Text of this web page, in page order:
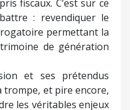
fiscaux. C’est sur ce
: revendiquer le
permettant la
de génération
et ses prétendus
trompe, et pire encore,
les véritables enjeux